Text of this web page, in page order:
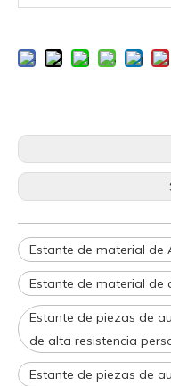
Estante de material de
Estante de material de
Estante de piezas de
de alta resistencia
Estante de piezas de